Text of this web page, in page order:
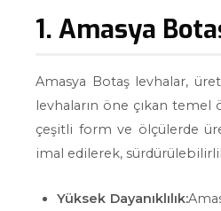
1. Amasya
Amasya Botaş levhalar,
levhaların öne çıkan temel
çeşitli form ve ölçülerde
imal edilerek,
Yüksek Dayanıklılık: